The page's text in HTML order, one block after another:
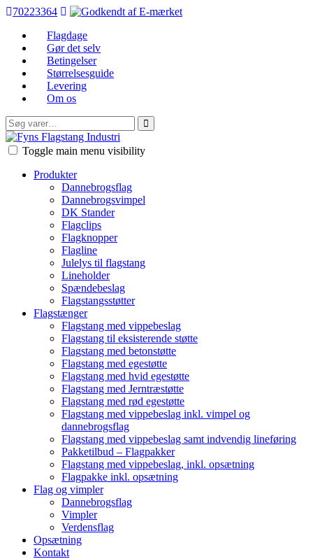
70223364
Flagdage
Gør det selv
Betingelser
Størrelsesguide
Levering
Om os
Søg
efter:
FFI
Toggle main menu visibility
Produkter
Dannebrogsflag
Dannebrogsvimpel
DK Stander
Flagclips
Flagknopper
Flagline
Julelys til flagstang
Lineholder
Spændebeslag
Flagstangsstøtter
Flagstænger
Flagstang med vippebeslag
Flagstang til eksisterende støtte
Flagstang med betonstøtte
Flagstang med egestøtte
Flagstang med hvid egestøtte
Flagstang med Jerntræstøtte
Flagstang med rød egestøtte
Flagstang med vippebeslag inkl. vimpel og
dannebrogsflag
Flagstang med vippebeslag samt indvendig lineføring
Pakketilbud – Flagpakker
Flagstang med vippebeslag, inkl. opsætning
Flagpakke inkl. opsætning
Flag og vimpler
Dannebrogsflag
Vimpler
Verdensflag
Opsætning
Kontakt